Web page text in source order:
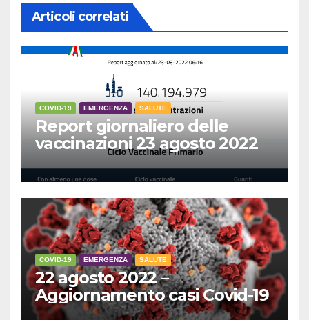
Articoli correlati
COVID-19 EMERGENZA SALUTE
Report giornaliero delle
vaccinazioni 23 agosto 2022
COVID-19 EMERGENZA SALUTE
22 agosto 2022 –
Aggiornamento casi Covid-19